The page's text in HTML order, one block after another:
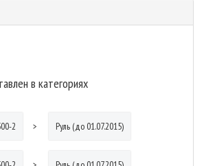
в категориях
2 Руль (до 01.07.2015)